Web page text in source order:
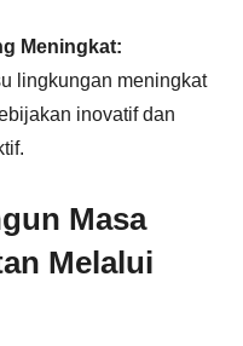
Meningkat:
lingkungan meningkat
inovatif dan
Masa
Melalui